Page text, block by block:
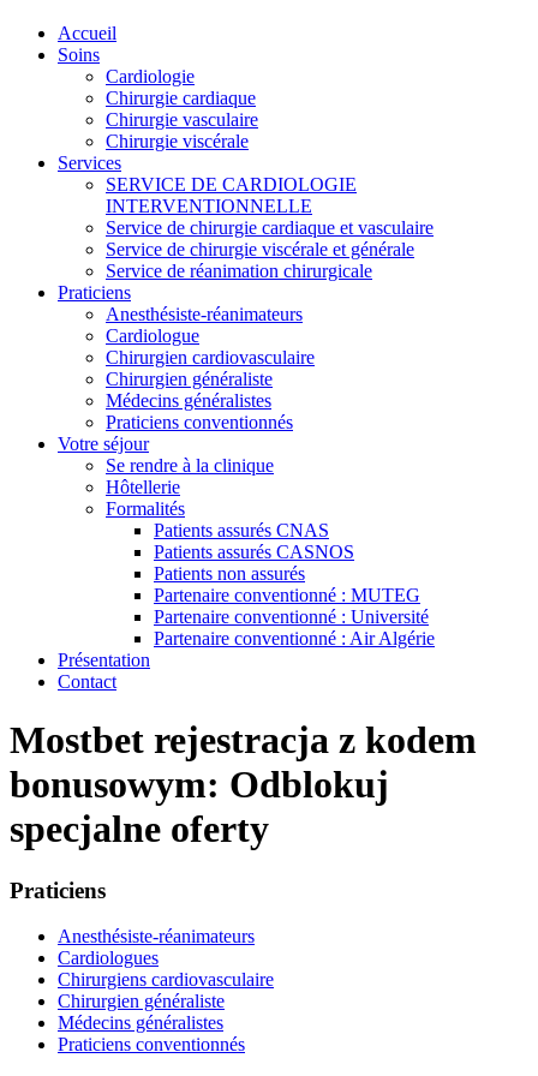
Accueil
Soins
Cardiologie
Chirurgie cardiaque
Chirurgie vasculaire
Chirurgie viscérale
Services
SERVICE DE CARDIOLOGIE
INTERVENTIONNELLE
Service de chirurgie cardiaque et vasculaire
Service de chirurgie viscérale et générale
Service de réanimation chirurgicale
Praticiens
Anesthésiste-réanimateurs
Cardiologue
Chirurgien cardiovasculaire
Chirurgien généraliste
Médecins généralistes
Praticiens conventionnés
Votre séjour
Se rendre à la clinique
Hôtellerie
Formalités
Patients assurés CNAS
Patients assurés CASNOS
Patients non assurés
Partenaire conventionné : MUTEG
Partenaire conventionné : Université
Partenaire conventionné : Air Algérie
Présentation
Contact
Mostbet rejestracja z kodem
bonusowym: Odblokuj
specjalne oferty
Praticiens
Anesthésiste-réanimateurs
Cardiologues
Chirurgiens cardiovasculaire
Chirurgien généraliste
Médecins généralistes
Praticiens conventionnés